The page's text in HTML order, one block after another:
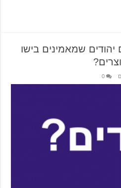
שמאמינים בישו
0